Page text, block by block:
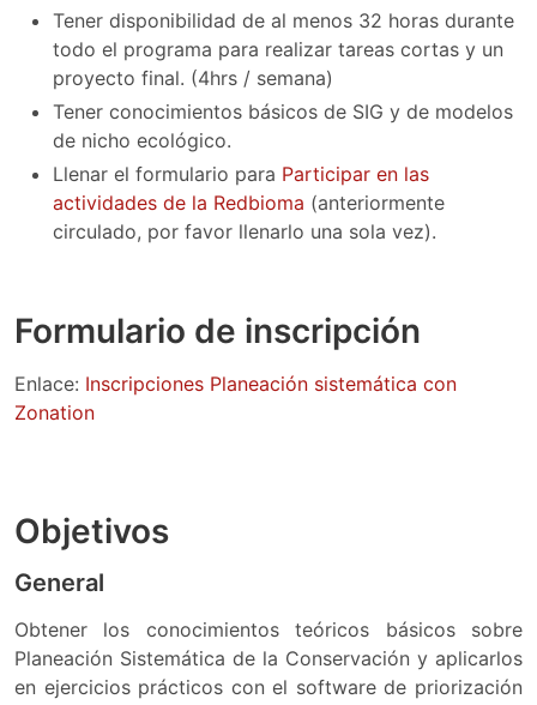
Tener disponibilidad de al menos 32 horas durante
todo el programa para realizar tareas cortas y un
proyecto final. (4hrs / semana)
Tener conocimientos básicos de SIG y de modelos
de nicho ecológico.
Llenar el formulario para Participar en las
actividades de la Redbioma (anteriormente
circulado, por favor llenarlo una sola vez).
Formulario de inscripción
Enlace: Inscripciones Planeación sistemática con
Zonation
Objetivos
General
Obtener los conocimientos teóricos básicos sobre
Planeación Sistemática de la Conservación y aplicarlos
en ejercicios prácticos con el software de priorización